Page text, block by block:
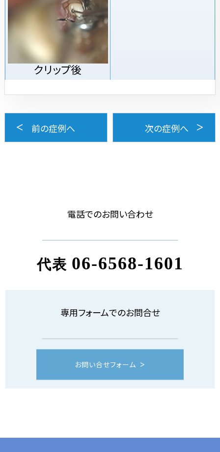
クリップ後
前の症例へ 次の症例へ
電話でのお問い合わせ
代表 06-6568-1601
専用フォームでのお問合せ
お問い合せフォーム